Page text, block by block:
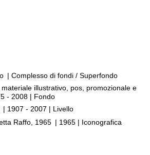
| Complesso di fondi / Superfondo
illustrativo, pos, promozionale e
- 2008 | Fondo
| 1907 - 2007 | Livello
Raffo, 1965 | 1965 | Iconografica